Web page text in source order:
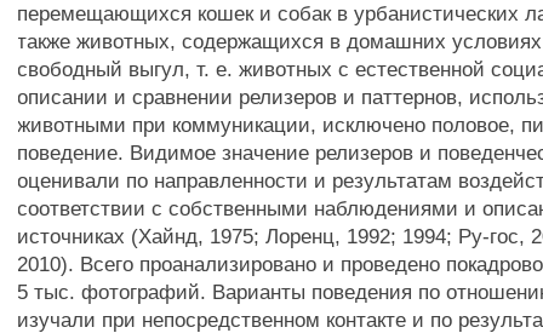
перемещающихся кошек и собак в урбанистических
также животных, содержащихся в домашних
свободный выгул, т. е. животных с естественной
описании и сравнении релизеров и паттернов,
животными при коммуникации, исключено половое,
поведение. Видимое значение релизеров и
оценивали по направленности и результатам
соответствии с собственными наблюдениями и
источниках (Хайнд, 1975; Лоренц, 1992; 1994; Ру-гос,
2010). Всего проанализировано и проведено
5 тыс. фотографий. Варианты поведения по
изучали при непосредственном контакте и по